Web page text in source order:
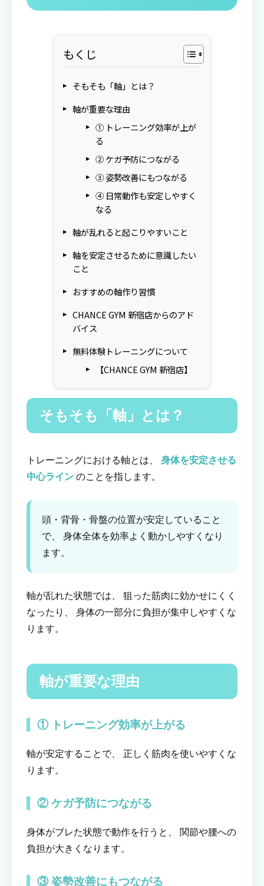
もくじ
そもそも「軸」とは？
軸が重要な理由
① トレーニング効率が上が
る
② ケガ予防につながる
③ 姿勢改善にもつながる
④ 日常動作も安定しやすく
なる
軸が乱れると起こりやすいこと
軸を安定させるために意識したい
こと
おすすめの軸作り習慣
CHANCE GYM 新宿店からのアド
バイス
無料体験トレーニングについて
【CHANCE GYM 新宿店】
そもそも「軸」とは？
トレーニングにおける軸とは、 身体を安定させる
中心ライン のことを指します。
頭・背骨・骨盤の位置が安定していること
で、 身体全体を効率よく動かしやすくなり
ます。
軸が乱れた状態では、 狙った筋肉に効かせにくく
なったり、 身体の一部分に負担が集中しやすくな
ります。
軸が重要な理由
① トレーニング効率が上がる
軸が安定することで、 正しく筋肉を使いやすくな
ります。
② ケガ予防につながる
身体がブレた状態で動作を行うと、 関節や腰への
負担が大きくなります。
③ 姿勢改善にもつながる